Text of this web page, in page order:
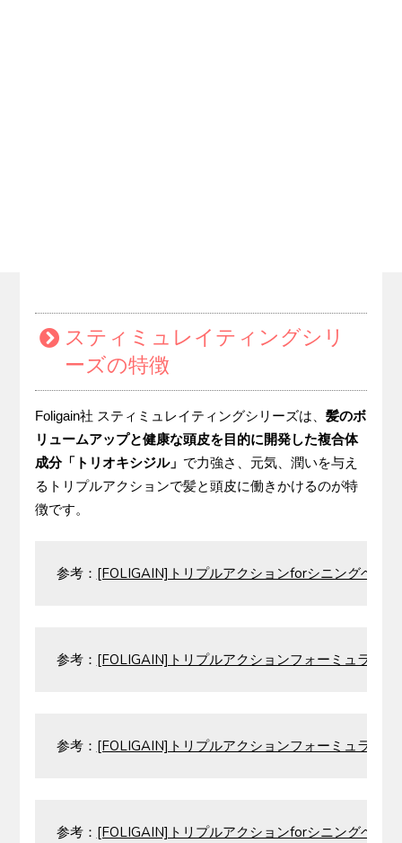
スティミュレイティングシリ
ーズの特徴
Foligain社 スティミュレイティングシリーズは、 髪のボ
リュームアップと健康な頭皮を目的に開発した複合体
成分「トリオキシジル」 で力強さ、元気、潤いを与え
るトリプルアクションで髪と頭皮に働きかけるのが特
徴です。
参考： [FOLIGAIN]トリプルアクションforシニングヘア
参考： [FOLIGAIN]トリプルアクションフォーミュラfor
参考： [FOLIGAIN]トリプルアクションフォーミュラfor
参考： [FOLIGAIN]トリプルアクションforシニングヘア